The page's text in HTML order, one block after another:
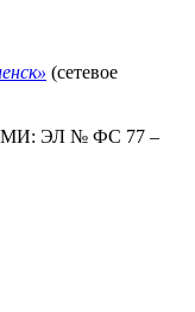
(сетевое
СМИ: ЭЛ № ФС 77 –